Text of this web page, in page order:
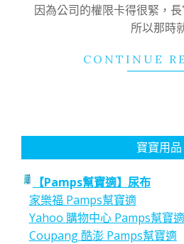
因為公司的權限卡得很緊，
所以那時
CONTINUE
寶寶用品
【Pamps幫寶適】尿布
家樂福 Pamps幫寶適
Yahoo 購物中心 Pamps幫寶適
Coupang 酷澎 Pamps幫寶適